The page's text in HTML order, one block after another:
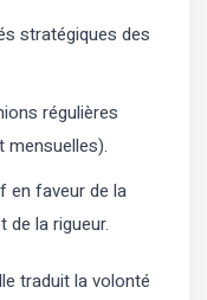
stratégiques des
régulières
mensuelles).
en faveur de la
de la rigueur.
traduit la volonté